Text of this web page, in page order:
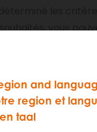
and
region et
taal
vous
Vous
prix calculé sur
temps et des